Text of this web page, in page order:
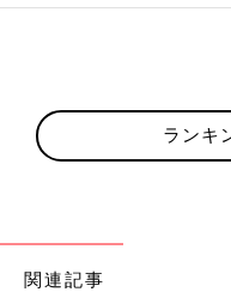
ランキ
関連記事